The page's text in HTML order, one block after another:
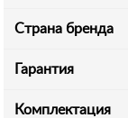
Страна бренда
Гарантия
Комплектация